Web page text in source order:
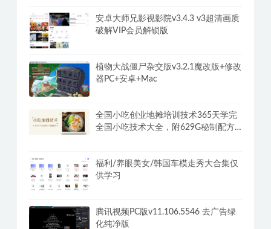
安卓大师兄影视影院v3.4.3 v3超清画质
破解VIP会员解锁版
植物大战僵尸杂交版v3.2.1魔改版+修改
器PC+安卓+Mac
全国小吃创业地摊培训技术365天学完
全国小吃技术大全，附629G秘制配方
福利/养眼美女/韩国车模走秀大合集仅
供学习
腾讯视频PC版v11.106.5546 去广告绿
化纯净版